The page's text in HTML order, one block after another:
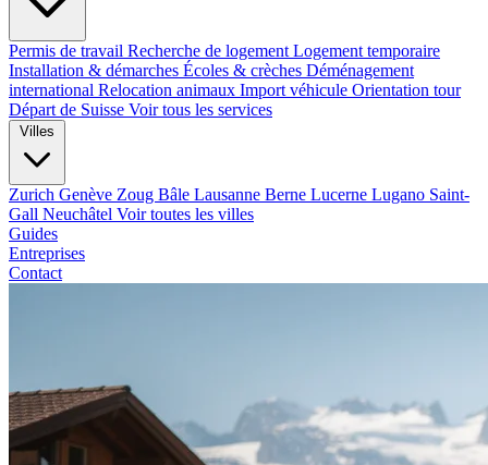
Permis de travail Recherche de logement Logement temporaire
Installation & démarches Écoles & crèches Déménagement
international Relocation animaux Import véhicule Orientation tour
Départ de Suisse Voir tous les services
Villes
Zurich Genève Zoug Bâle Lausanne Berne Lucerne Lugano Saint-
Gall Neuchâtel Voir toutes les villes
Guides
Entreprises
Contact